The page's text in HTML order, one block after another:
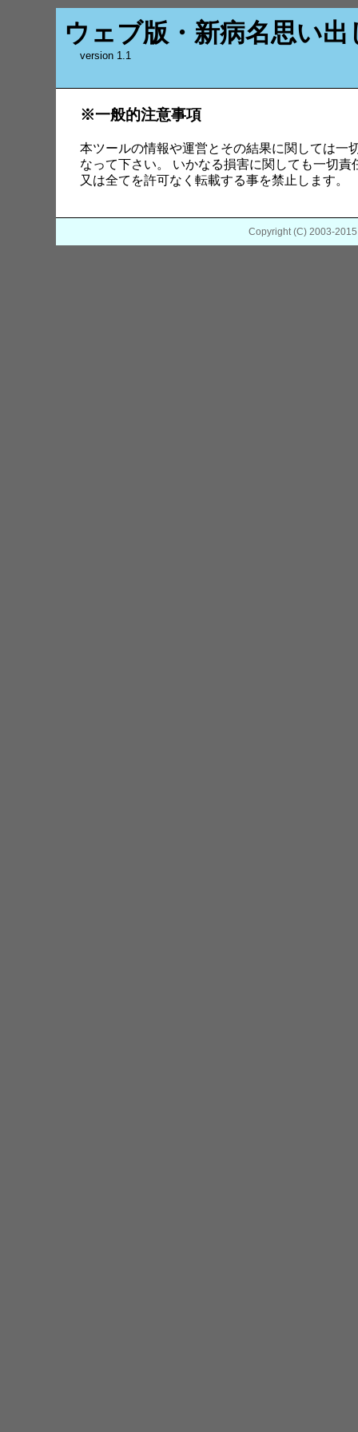
ウェブ版・新病名思い出
version 1.1
※一般的注意事項
本ツールの情報や運営とその結果に関しては一
なって下さい。 いかなる損害に関しても一切
又は全てを許可なく転載する事を禁止します。
Copyright (C) 2003-